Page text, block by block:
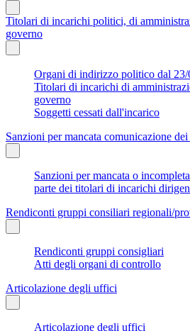
Titolari di incarichi politici, di
governo
Organi di indirizzo politico dal 23/
Titolari di incarichi di
governo
Soggetti cessati dall'incarico
Sanzioni per mancata comunicazione dei
Sanzioni per mancata o
parte dei titolari di incarichi
Rendiconti gruppi consiliari regionali/
Rendiconti gruppi consigliari
Atti degli organi di controllo
Articolazione degli uffici
Articolazione degli uffici